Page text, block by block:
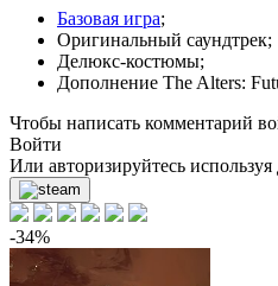
Базовая игра;
Оригинальный саундтрек;
Делюкс-костюмы;
Дополнение The Alters:
Чтобы написать комментарий
Войти
Или авторизируйтесь
-34%